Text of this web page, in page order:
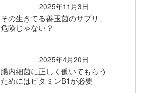
2025年11月3日
その生きてる善玉菌のサプリ、
危険じゃない？
2025年4月20日
腸内細菌に正しく働いてもらう
ためにはビタミンB1が必要